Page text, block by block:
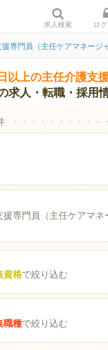
求人検索 ロ
専門員（主任ケアマネージ
以上の主任介護支
求人・転職・採用
・・・・・・・・・
資格で絞り込む
職種で絞り込む